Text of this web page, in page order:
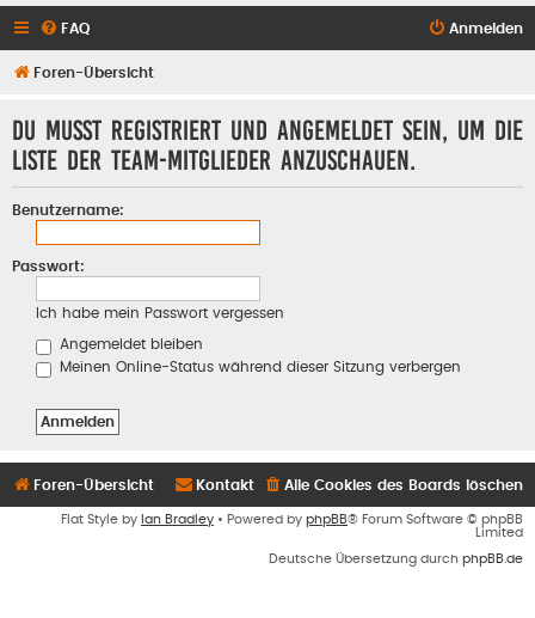
FAQ Anmelden
Foren-Übersicht
Du musst registriert und angemeldet sein, um die
Liste der Team-Mitglieder anzuschauen.
Benutzername:
Passwort:
Ich habe mein Passwort vergessen
Angemeldet bleiben
Meinen Online-Status während dieser Sitzung verbergen
Foren-Übersicht Alle Cookies des Boards löschen
Kontakt
Flat Style by Ian Bradley • Powered by phpBB® Forum Software © phpBB
Limited
Deutsche Übersetzung durch phpBB.de